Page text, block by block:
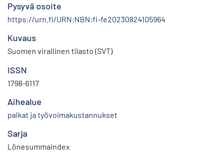
Pysyvä osoite
https://urn.fi/URN:NBN:fi-fe20230824105964
Kuvaus
Suomen virallinen tilasto (SVT)
ISSN
1798-6117
Aihealue
palkat ja työvoimakustannukset
Sarja
Lönesummaindex